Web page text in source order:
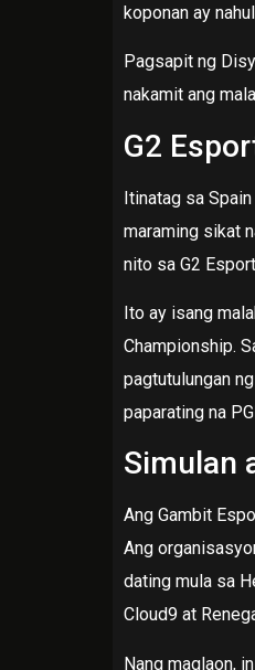
koponan ay
Pagsapit ng
nakamit ang
G2
Itinatag sa
maraming sikat
nito sa G2
Ito ay isang
Championship.
pagtutulungan
paparating na
Simulan
Ang Gambit
Ang
dating mula sa
Cloud9 at
Nang maglaon,